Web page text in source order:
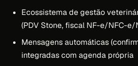
Ecossistema de gestão
(PDV Stone, fiscal NF-e/NFC-e/
Mensagens automáticas
integradas com agenda própria